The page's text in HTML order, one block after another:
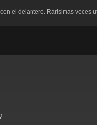
el delantero. Rarisimas veces